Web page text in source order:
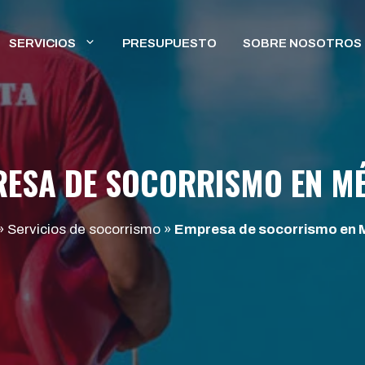
SERVICIOS PRESUPUESTO SOBRE NOSOTROS
DE SOCORRISMO EN
Servicios de socorrismo » Empresa de socorrismo en